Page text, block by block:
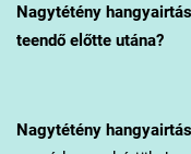
Nagytétény
teendő előtte utána?
Nagytétény